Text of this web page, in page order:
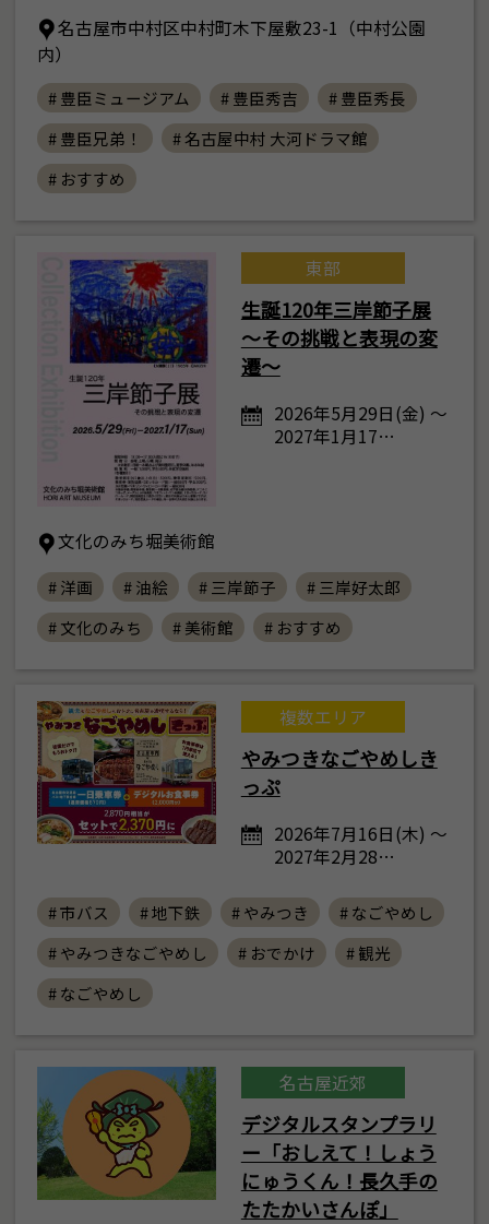
名古屋市中村区中村町木下屋敷23-1（中村公園
内）
# 豊臣ミュージアム # 豊臣秀吉
# 豊臣秀長
# 豊臣兄弟！
# 名古屋中村 大河ドラマ館
# おすすめ
東部
生誕120年三岸節子展
～その挑戦と表現の変
遷～
2026年5月29日(金) ～
2027年1月17…
文化のみち堀美術館
# 洋画 # 油絵 # 三岸節子
# 三岸好太郎
# 文化のみち
# 美術館 # おすすめ
複数エリア
やみつきなごやめしき
っぷ
2026年7月16日(木) ～
2027年2月28…
# 市バス # 地下鉄 # やみつき
# なごやめし
# やみつきなごやめし
# おでかけ
# 観光
# なごやめし
名古屋近郊
デジタルスタンプラリ
ー「おしえて！しょう
にゅうくん！長久手の
たたかいさんぽ」